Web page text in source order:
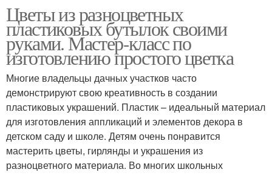
Цветы из разноцветных
пластиковых бутылок своими
руками. Мастер-класс по
изготовлению простого цветка
Многие владельцы дачных участков часто
демонстрируют свою креативность в создании
пластиковых украшений. Пластик – идеальный материал
для изготовления аппликаций и элементов декора в
детском саду и школе. Детям очень понравится
мастерить цветы, гирлянды и украшения из
разноцветного материала. Во многих школьных